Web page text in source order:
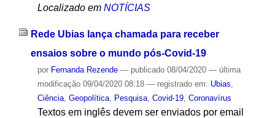
Localizado em NOTÍCIAS
Rede Ubias lança chamada para receber
ensaios sobre o mundo pós-Covid-19
por Fernanda Rezende — publicado08/04/2020 — última
modificação09/04/2020 08:18 — registrado em: Ubias
Ciência, Geopolítica, Pesquisa, Covid-19, Coronavírus
Textos em inglês devem ser enviados por email